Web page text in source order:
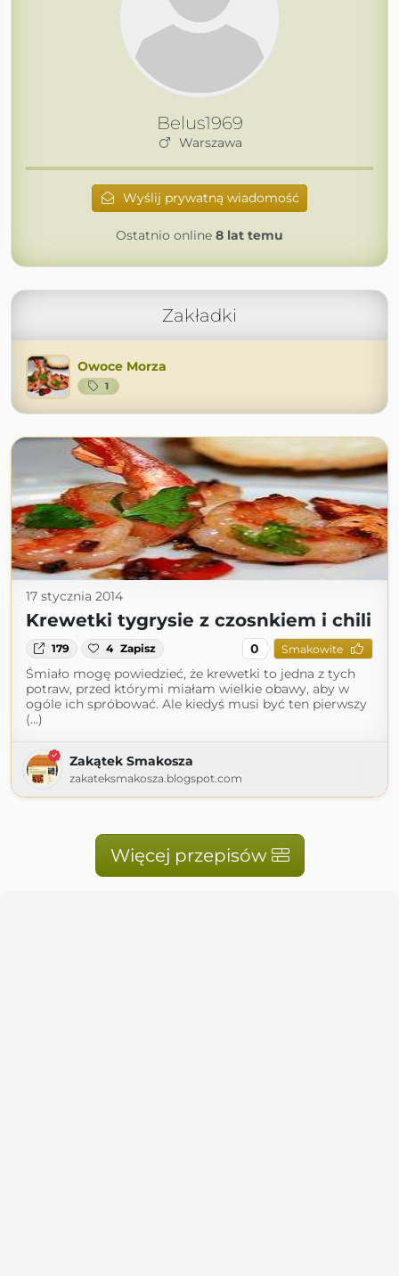
Belus1969
Warszawa
Wyślij prywatną wiadomość
Ostatnio online 8 lat temu
Zakładki
Owoce Morza
1
17 stycznia 2014
Krewetki tygrysie z czosnkiem i chili
179 4 Zapisz 0 Smakowite
Śmiało mogę powiedzieć, że krewetki to jedna z tych
potraw, przed którymi miałam wielkie obawy, aby w
ogóle ich spróbować. Ale kiedyś musi być ten pierwszy
(...)
Zakątek Smakosza
zakateksmakosza.blogspot.com
Więcej przepisów